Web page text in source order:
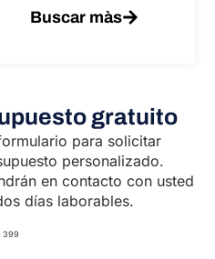
Buscar màs
gratuito
para solicitar
personalizado.
en contacto con usted
días laborables.
399